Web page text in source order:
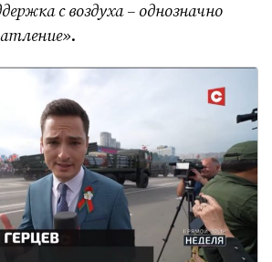
с воздуха – однозначно
.